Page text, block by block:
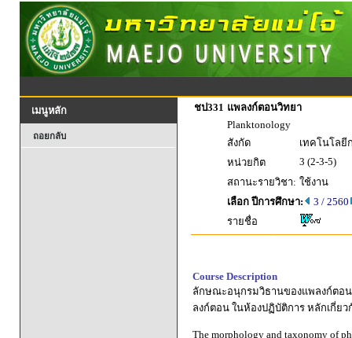
เมนูหลัก
ถอยกลับ
ชป331 แพลงก์ตอนวิทยา
Planktonology
สังกัด
เทคโนโลยี
หน่วยกิต
3 (2-3-5)
สถานะรายวิชา: ใช้งาน
เลือก ปีการศึกษา:
3 / 2560
รายชื่อ
Course Description
ลักษณะอนุกรมวิธานของแพลงก์ตอน
ลงก์ตอน ในห้องปฏิบัติการ หลักเกี่ย
The morphology and taxonomy of